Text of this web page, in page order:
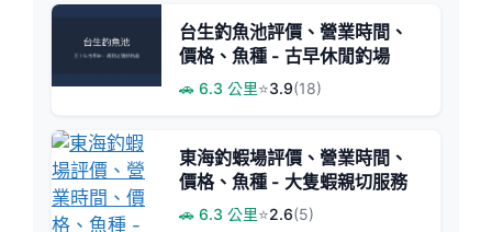
台生釣魚池評價、營業時間、
價格、魚種 - 古早休閒釣場
🚗 6.3 公里⭐3.9(18)
東海釣蝦場評價、營業時間、
價格、魚種 - 大隻蝦親切服務
🚗 6.3 公里⭐2.6(5)